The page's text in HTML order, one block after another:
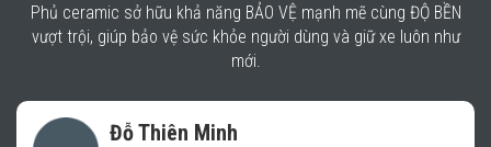
Phủ ceramic sở hữu khả năng BẢO VỆ mạnh mẽ cùng ĐỘ BỀN
vượt trội, giúp bảo vệ sức khỏe người dùng và giữ xe luôn như
mới.
Đỗ Thiên Minh